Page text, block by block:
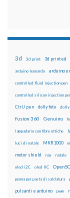
3d 3d print 3d printed
arduino leonardo arduino
controlled fluid injection pen
controlled silicon injection
CtrlJ pen dolly foto dolly
fusion 360 Genuino
lampadario con fibre ottiche
luci di natale MKR1000
motor shield nas natale
oled i2C oled IIC
penna per pasta di saldatura
pulsanti e arduino pwm